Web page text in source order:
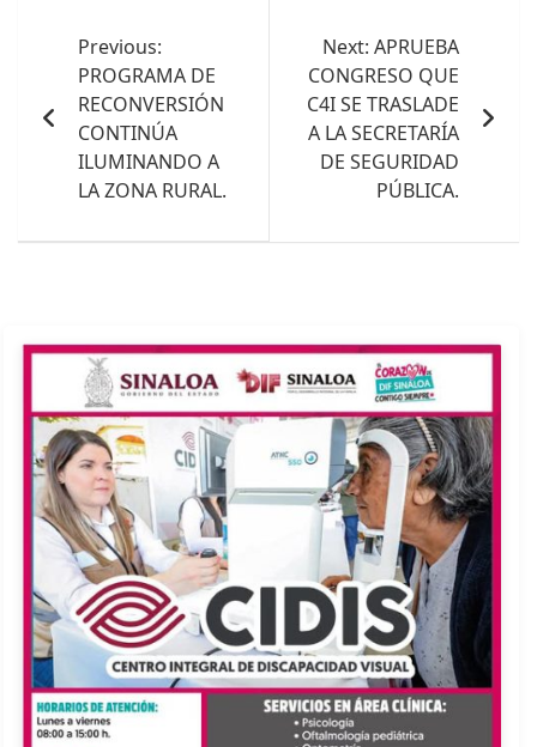
entradas
Previous:
PROGRAMA DE
RECONVERSIÓN
CONTINÚA
ILUMINANDO A
LA ZONA RURAL.
Next: APRUEBA
CONGRESO QUE
C4I SE TRASLADE
A LA SECRETARÍA
DE SEGURIDAD
PÚBLICA.